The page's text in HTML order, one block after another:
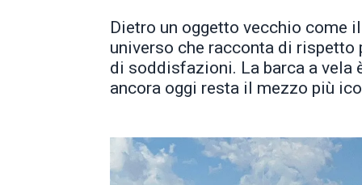
Dietro un oggetto vecchio come
universo che racconta di rispetto
di soddisfazioni. La barca a vela
ancora oggi resta il mezzo più